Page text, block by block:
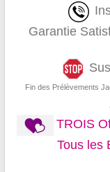
Garantie
Fin des Prélèvements
TROIS
Tous les